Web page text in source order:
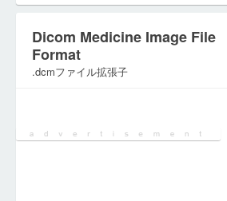
Dicom Medicine Image File
Format
.dcmファイル拡張子